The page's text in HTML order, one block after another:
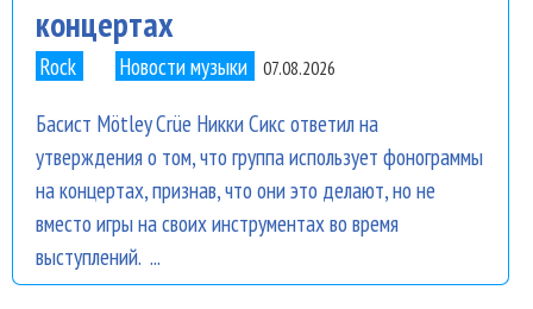
концертах
Rock Новости музыки 07.08.2026
Басист Mötley Crüe Никки Сикс ответил на
утверждения о том, что группа использует фонограммы
на концертах, признав, что они это делают, но не
вместо игры на своих инструментах во время
выступлений. ...